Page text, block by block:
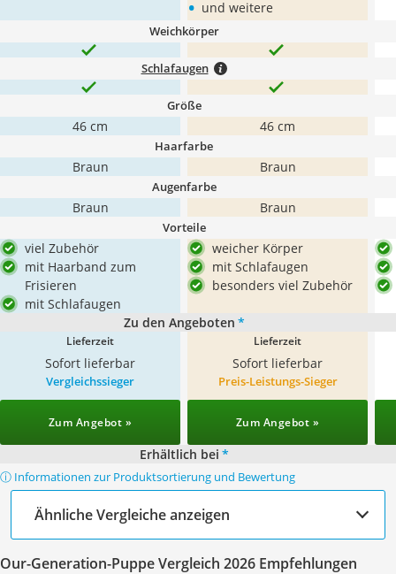
• und weitere
Weichkörper
Schlafaugen
Größe
46 cm 46 cm
Haarfarbe
Braun Braun
Augenfarbe
Braun Braun
Vorteile
viel Zubehör
mit Haarband zum
Frisieren
mit Schlafaugen
weicher Körper
mit Schlafaugen
besonders viel Zubehör
Zu den Angeboten *
Lieferzeit
Sofort lieferbar
Lieferzeit
Sofort lieferbar
Vergleichssieger
Zum Angebot »
Preis-Leistungs-Sieger
Zum Angebot »
Erhältlich bei *
ⓘ Informationen zur Produktsortierung und Bewertung
Ähnliche Vergleiche anzeigen
Our-Generation-Puppe Vergleich 2026 Empfehlungen